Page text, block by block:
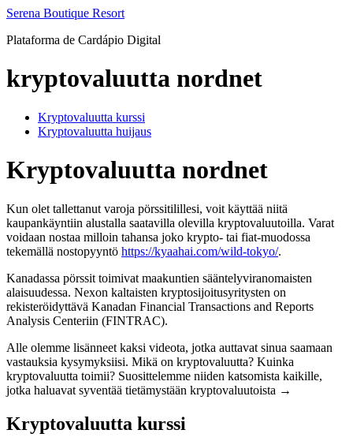
Ir
o
Serena Boutique Resort
Plataforma de Cardápio Digital
kryptovaluutta nordnet
Kryptovaluutta kurssi
Kryptovaluutta huijaus
Kryptovaluutta nordnet
Kun olet tallettanut varoja pörssitilillesi, voit käyttää niitä
kaupankäyntiin alustalla saatavilla olevilla kryptovaluutoilla. Varat
voidaan nostaa milloin tahansa joko krypto- tai fiat-muodossa
tekemällä nostopyyntö https://kyaahai.com/wild-tokyo/.
Kanadassa pörssit toimivat maakuntien sääntelyviranomaisten
alaisuudessa. Nexon kaltaisten kryptosijoitusyritysten on
rekisteröidyttävä Kanadan Financial Transactions and Reports
Analysis Centeriin (FINTRAC).
Alle olemme lisänneet kaksi videota, jotka auttavat sinua saamaan
vastauksia kysymyksiisi. Mikä on kryptovaluutta? Kuinka
kryptovaluutta toimii? Suosittelemme niiden katsomista kaikille,
jotka haluavat syventää tietämystään kryptovaluutoista →
Kryptovaluutta kurssi